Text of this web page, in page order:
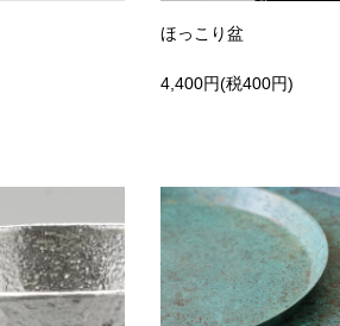
ほっこり盆
4,400円(税400円)